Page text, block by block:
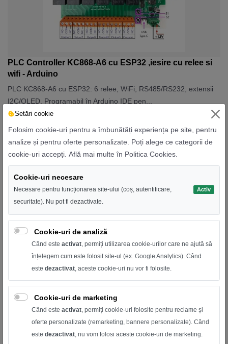
PLC Controller KC868-A6 cu ESP32 ,iesire cu relee si
wifi - Arduino
PLC KC868-A6 cu ESP32: 6 relee, WiFi, RS485/RS232, extensii
I2C/OLED. Programabil în Arduino IDE pen...
PLC Controller KC868-A8 cu ESP32 ,iesire cu relee si
wifi - Arduino
Setări cookie
Folosim cookie-uri pentru a îmbunătăți experiența pe site, pentru
analize și pentru oferte personalizate. Poți alege ce categorii de
cookie-uri accepți. Află mai multe în Politica Cookies.
Cookie-uri necesare
Necesare pentru funcționarea site-ului (coș, autentificare,
securitate). Nu pot fi dezactivate.
Activ
Cookie-uri de analiză
Când este activat , permiți utilizarea cookie-urilor care ne ajută să
înțelegem cum este folosit site-ul (ex. Google Analytics). Când
este dezactivat , aceste cookie-uri nu vor fi folosite.
Cookie-uri de marketing
Când este activat, permiți cookie-uri folosite pentru reclame și
oferte personalizate (remarketing, bannere personalizate). Când
este dezactivat, nu vom folosi aceste cookie-uri de marketing.